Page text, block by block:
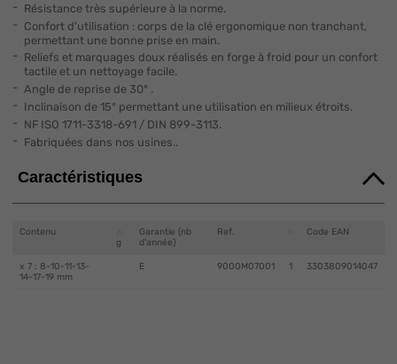
Résistance très supérieure à la norme.
Confort d'utilisation : corps de la clé ergonomique non tranchant,
permettant une bonne prise en main.
Reliefs et marquages doux réalisés en forge à froid pour un confort
tactile et un nettoyage facile.
Angle de reprise de 30° .
Inclinaison de 15° permettant une utilisation en milieux étroits.
NF ISO 1711-3318-691 / DIN 899-3113.
Fabriquées dans nos usines..
Caractéristiques
Contenu
g
Garantie (nb
d'année)
Ref. Code EAN
x 7 : 8-10-11-13-
14-17-19 mm
E 9000M07001 1 3303809014047